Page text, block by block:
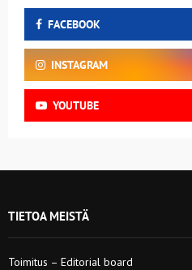
FACEBOOK
INSTAGRAM
YOUTUBE
TIETOA MEISTÄ
Toimitus – Editorial board